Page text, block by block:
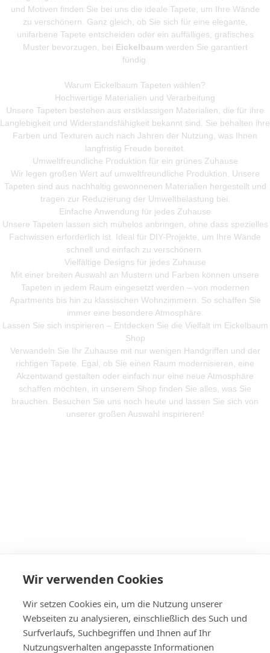
Wir verwenden Cookies
Wir setzen Cookies ein, um die Nutzung unserer
Webseiten zu analysieren, einschließlich des Such und
Surfverlaufs, Suchbegriffen und Ihnen auf Ihr
Nutzungsverhalten angepasste Informationen
und Motiven finden Sie bei uns die ideale Tapete, um Ihre Wände
zu verschönern. Ganz gleich, ob Sie sich für eine elegante,
unifarbene Tapete entscheiden oder ein auffälliges, grafisches
Muster bevorzugen, bei Eickelbaum werden Sie garantiert
fündig.
Warum Eickelbaum Tapeten wählen?
Hochwertige Materialien und Verarbeitung
Unsere Tapeten bestehen aus erstklassigen Materialien, die für ihre
Langlebigkeit und Widerstandsfähigkeit bekannt sind. Sie behalten ihre
Farben und Texturen auch nach Jahren der Nutzung, was Ihnen
langfristig Freude bereitet.
Umweltfreundliche Produktion für ein grünes Zuhause
Wir legen großen Wert auf umweltfreundliche Produktion. Unsere
Tapeten sind aus nachhaltig gewonnenen Materialien hergestellt und
tragen zur Reduzierung der Umweltbelastung bei.
Einfache Anwendung für jedes Zuhause
Unsere Tapeten lassen sich mühelos anbringen, ohne dass spezielles
Fachwissen erforderlich ist. Ideal für DIY-Projekte, um Ihre Wände
schnell und einfach zu verschönern.
Vielfältige Designs für jedes Zuhause
Mit einer breiten Auswahl an Mustern und Farben können unsere
Tapeten in jedem Raum eingesetzt werden – von modernen
Apartments bis hin zu klassischen Wohnzimmern. So schaffen Sie
immer eine besondere Atmosphäre.
Lassen Sie sich inspirieren – Entdecken Sie die Vielfalt im Eickelbaum
Shop
Verwandeln Sie Ihr Zuhause mit nur wenigen Handgriffen und der
richtigen Tapete. Egal, ob Sie einen Raum modernisieren, eine
Akzentwand gestalten oder einfach nur eine neue Atmosphäre
schaffen möchten, in unserem Shop finden Sie alles, was Sie
brauchen. Besuchen Sie uns noch heute und lassen Sie sich von
unserer großen Auswahl inspirieren!